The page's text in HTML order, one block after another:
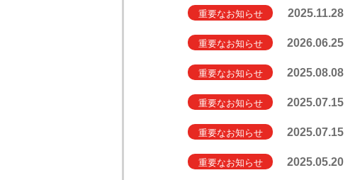
重要なお知らせ 2025.11.28
重要なお知らせ 2026.06.25
重要なお知らせ 2025.08.08
重要なお知らせ 2025.07.15
重要なお知らせ 2025.07.15
重要なお知らせ 2025.05.20